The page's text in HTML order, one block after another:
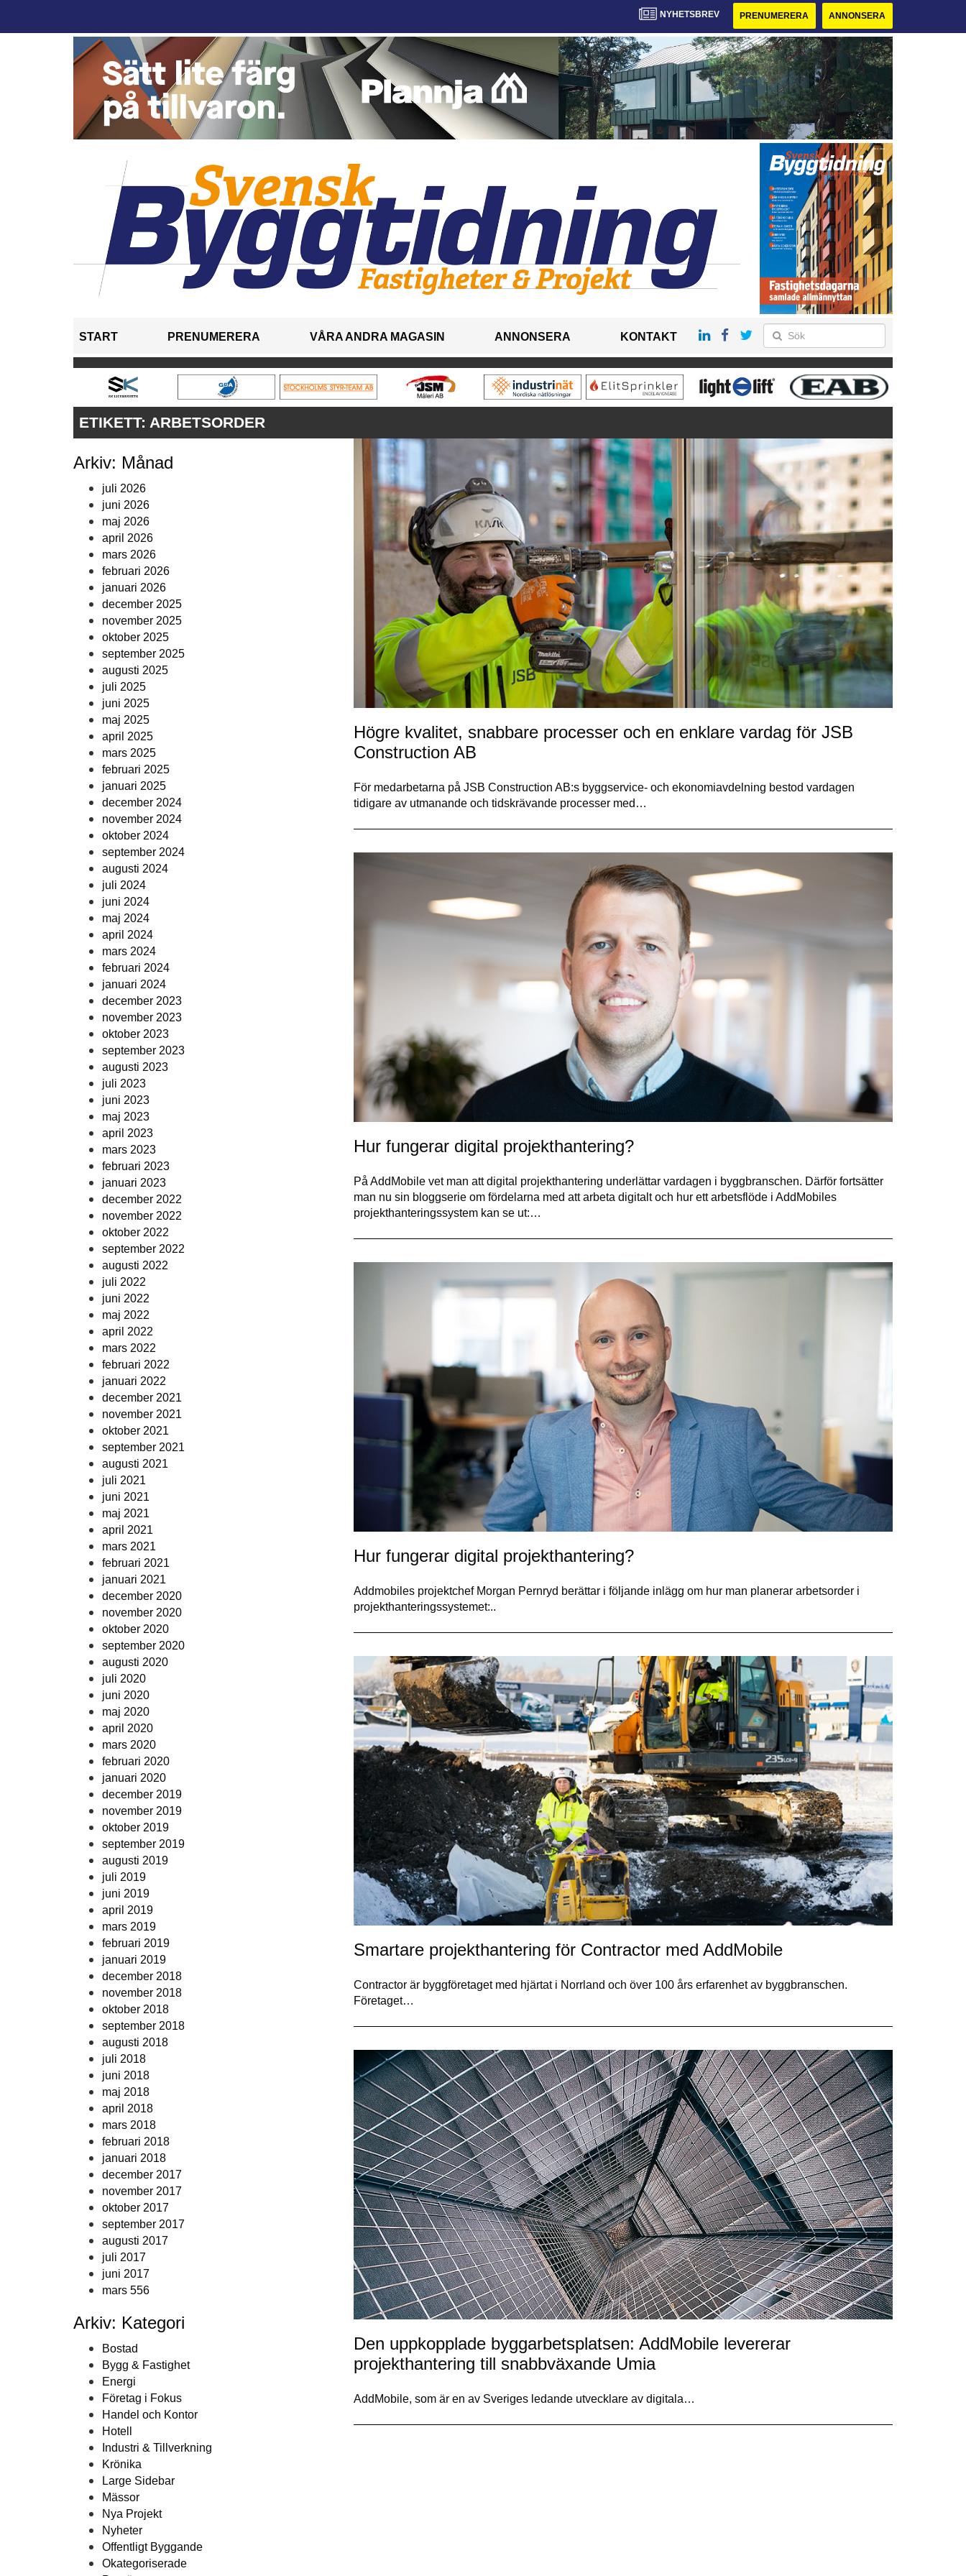
NYHETSBREV PRENUMERERA ANNONSERA
START PRENUMERERA VÅRA ANDRA MAGASIN ANNONSERA KONTAKT
ETIKETT: ARBETSORDER
Arkiv: Månad
juli 2026
juni 2026
maj 2026
april 2026
mars 2026
februari 2026
januari 2026
december 2025
november 2025
oktober 2025
september 2025
augusti 2025
juli 2025
juni 2025
maj 2025
april 2025
mars 2025
februari 2025
januari 2025
december 2024
november 2024
oktober 2024
september 2024
augusti 2024
juli 2024
juni 2024
maj 2024
april 2024
mars 2024
februari 2024
januari 2024
december 2023
november 2023
oktober 2023
september 2023
augusti 2023
juli 2023
juni 2023
maj 2023
april 2023
mars 2023
februari 2023
januari 2023
december 2022
november 2022
oktober 2022
september 2022
augusti 2022
juli 2022
juni 2022
maj 2022
april 2022
mars 2022
februari 2022
januari 2022
december 2021
november 2021
oktober 2021
september 2021
augusti 2021
juli 2021
juni 2021
maj 2021
april 2021
mars 2021
februari 2021
januari 2021
december 2020
november 2020
oktober 2020
september 2020
augusti 2020
juli 2020
juni 2020
maj 2020
april 2020
mars 2020
februari 2020
januari 2020
december 2019
november 2019
oktober 2019
september 2019
augusti 2019
juli 2019
juni 2019
april 2019
mars 2019
februari 2019
januari 2019
december 2018
november 2018
oktober 2018
september 2018
augusti 2018
juli 2018
juni 2018
maj 2018
april 2018
mars 2018
februari 2018
januari 2018
december 2017
november 2017
oktober 2017
september 2017
augusti 2017
juli 2017
juni 2017
mars 556
Arkiv: Kategori
Bostad
Bygg & Fastighet
Energi
Företag i Fokus
Handel och Kontor
Hotell
Industri & Tillverkning
Krönika
Large Sidebar
Mässor
Nya Projekt
Nyheter
Offentligt Byggande
Okategoriserade
Högre kvalitet, snabbare processer och en enklare vardag för JSB
Construction AB
För medarbetarna på JSB Construction AB:s byggservice- och ekonomiavdelning bestod vardagen
tidigare av utmanande och tidskrävande processer med…
Hur fungerar digital projekthantering?
På AddMobile vet man att digital projekthantering underlättar vardagen i byggbranschen. Därför fortsätter
man nu sin bloggserie om fördelarna med att arbeta digitalt och hur ett arbetsflöde i AddMobiles
projekthanteringssystem kan se ut:…
Hur fungerar digital projekthantering?
Addmobiles projektchef Morgan Pernryd berättar i följande inlägg om hur man planerar arbetsorder i
projekthanteringssystemet:..
Smartare projekthantering för Contractor med AddMobile
Contractor är byggföretaget med hjärtat i Norrland och över 100 års erfarenhet av byggbranschen.
Företaget…
Den uppkopplade byggarbetsplatsen: AddMobile levererar
projekthantering till snabbväxande Umia
AddMobile, som är en av Sveriges ledande utvecklare av digitala…